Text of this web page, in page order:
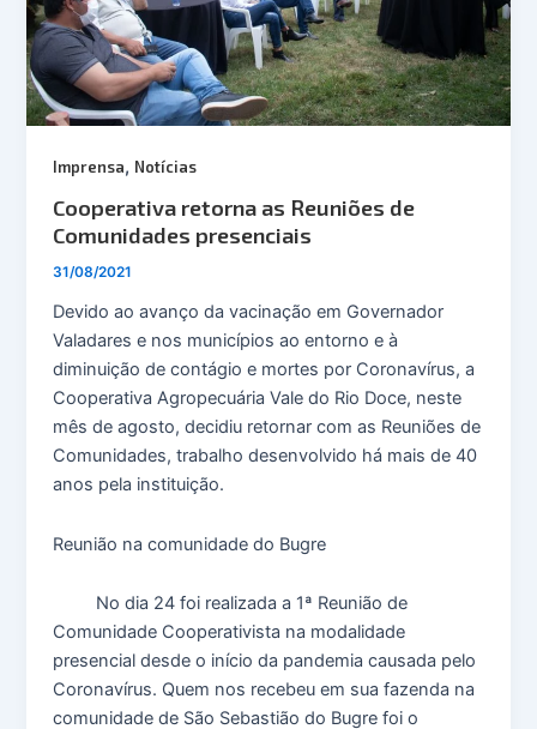
Imprensa, Notícias
Cooperativa retorna as Reuniões de
Comunidades presenciais
31/08/2021
Devido ao avanço da vacinação em Governador
Valadares e nos municípios ao entorno e à
diminuição de contágio e mortes por Coronavírus, a
Cooperativa Agropecuária Vale do Rio Doce, neste
mês de agosto, decidiu retornar com as Reuniões de
Comunidades, trabalho desenvolvido há mais de 40
anos pela instituição.
Reunião na comunidade do Bugre
No dia 24 foi realizada a 1ª Reunião de
Comunidade Cooperativista na modalidade
presencial desde o início da pandemia causada pelo
Coronavírus. Quem nos recebeu em sua fazenda na
comunidade de São Sebastião do Bugre foi o